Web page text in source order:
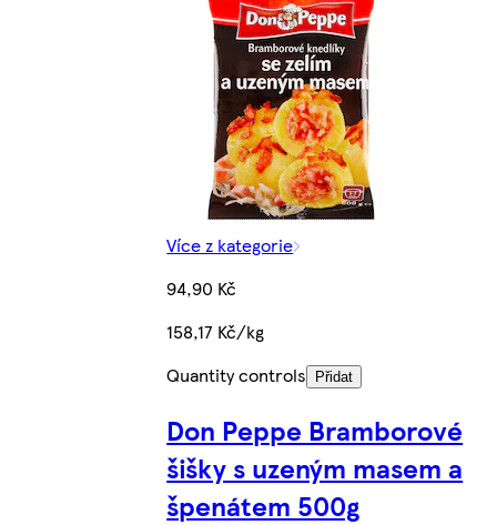
Více z kategorie
94,90 Kč
158,17 Kč/kg
Quantity controls
Přidat
Don Peppe Bramborové
šišky s uzeným masem a
špenátem 500g